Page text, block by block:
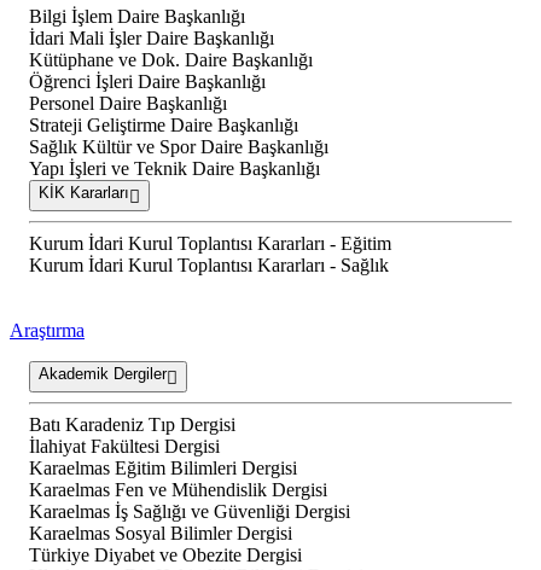
Bilgi İşlem Daire Başkanlığı
İdari Mali İşler Daire Başkanlığı
Kütüphane ve Dok. Daire Başkanlığı
Öğrenci İşleri Daire Başkanlığı
Personel Daire Başkanlığı
Strateji Geliştirme Daire Başkanlığı
Sağlık Kültür ve Spor Daire Başkanlığı
Yapı İşleri ve Teknik Daire Başkanlığı
KİK Kararları
Kurum İdari Kurul Toplantısı Kararları - Eğitim
Kurum İdari Kurul Toplantısı Kararları - Sağlık
Araştırma
Akademik Dergiler
Batı Karadeniz Tıp Dergisi
İlahiyat Fakültesi Dergisi
Karaelmas Eğitim Bilimleri Dergisi
Karaelmas Fen ve Mühendislik Dergisi
Karaelmas İş Sağlığı ve Güvenliği Dergisi
Karaelmas Sosyal Bilimler Dergisi
Türkiye Diyabet ve Obezite Dergisi